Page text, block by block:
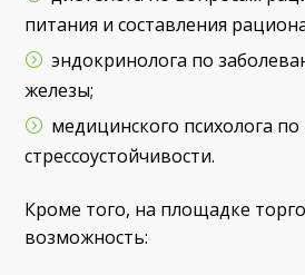
питания и составления
эндокринолога по
железы;
медицинского психолога
стрессоустойчивости.
Кроме того, на площадке
возможность: